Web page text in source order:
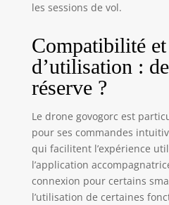
les sessions de vol.
Compatibilité
d’utilisation :
réserve ?
Le drone govogorc est
pour ses commandes
qui facilitent l’expérience
l’application
connexion pour certains
l’utilisation de certaines